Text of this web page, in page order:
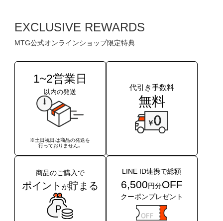
EXCLUSIVE REWARDS
MTG公式オンラインショップ限定特典
1~2営業日
以内の発送
※土日祝日は商品の発送を
行っておりません。
代引き手数料
無料
商品のご購入で
ポイント が貯まる
LINE ID連携で総額
6,500 円分OFF
クーポンプレゼント